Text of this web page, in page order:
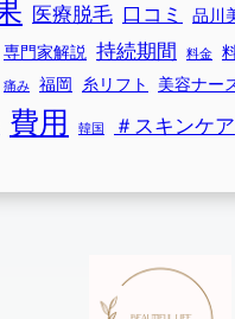
医療脱毛 口コミ 品川
専門家解説 持続期間 料金
痛み 福岡 糸リフト 美容ナー
費用 韓国 ＃スキンケア